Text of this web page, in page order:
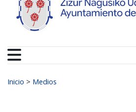
Buscar:
Inicio > Medios